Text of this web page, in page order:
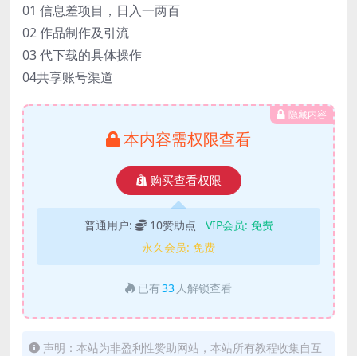
01 信息差项目，日入一两百
02 作品制作及引流
03 代下载的具体操作
04共享账号渠道
隐藏内容
本内容需权限查看
购买查看权限
普通用户: 10赞助点 VIP会员: 免费
永久会员: 免费
已有33 人解锁查看
声明：本站为非盈利性赞助网站，本站所有教程收集自互